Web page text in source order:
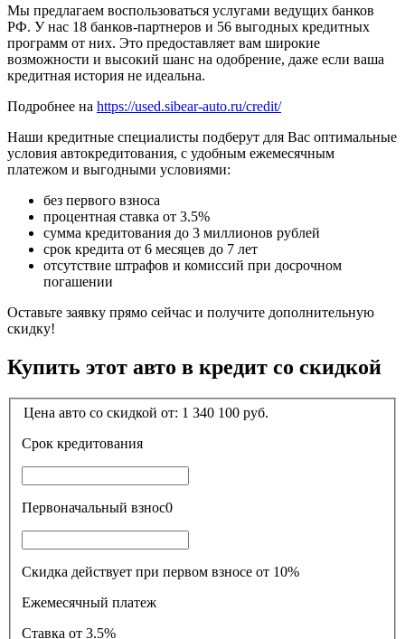
Мы предлагаем воспользоваться услугами ведущих банков
РФ. У нас 18 банков-партнеров и 56 выгодных кредитных
программ от них. Это предоставляет вам широкие
возможности и высокий шанс на одобрение, даже если ваша
кредитная история не идеальна.
Подробнее на https://used.sibear-auto.ru/credit/
Наши кредитные специалисты подберут для Вас оптимальные
условия автокредитования, с удобным ежемесячным
платежом и выгодными условиями:
без первого взноса
процентная ставка от 3.5%
сумма кредитования до 3 миллионов рублей
срок кредита от 6 месяцев до 7 лет
отсутствие штрафов и комиссий при досрочном
погашении
Оставьте заявку прямо сейчас и получите дополнительную
скидку!
Купить этот авто в кредит со скидкой
Цена авто со скидкой от: 1 340 100 руб.
Срок кредитования
Первоначальный взнос0
Скидка действует при первом взносе от 10%
Ежемесячный платеж
Ставка от 3.5%